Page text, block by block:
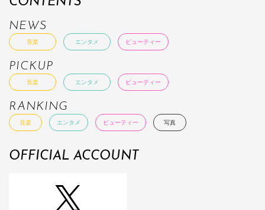
NEWS
音楽 エンタメ ビューティー
PICKUP
音楽 エンタメ ビューティー
RANKING
音楽 エンタメ ビューティー 写真
OFFICIAL ACCOUNT